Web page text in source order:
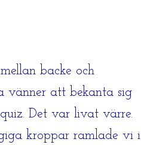
backe och
vänner att bekanta sig
Det var livat värre.
kroppar ramlade vi i